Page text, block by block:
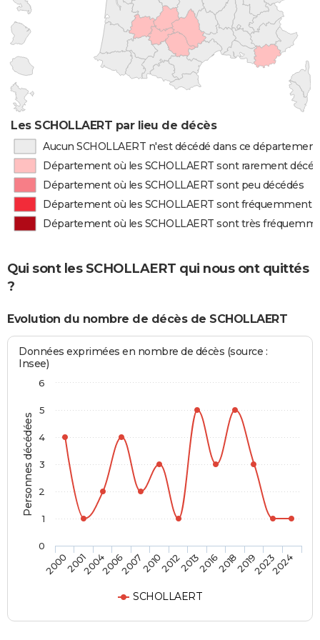
Les SCHOLLAERT par lieu de décès
Aucun SCHOLLAERT n'est décédé dans ce département
Département où les SCHOLLAERT sont rarement
Département où les SCHOLLAERT sont peu décédés
Département où les SCHOLLAERT sont fréquemment
Département où les SCHOLLAERT sont très
Qui sont les SCHOLLAERT qui nous ont quittés
?
Evolution du nombre de décès de SCHOLLAERT
Personnes décédées
Données exprimées en nombre de décès (source :
Insee)
SCHOLLAERT
2000200120042006200720102012201320162018201920232024
0
1
2
3
4
5
6